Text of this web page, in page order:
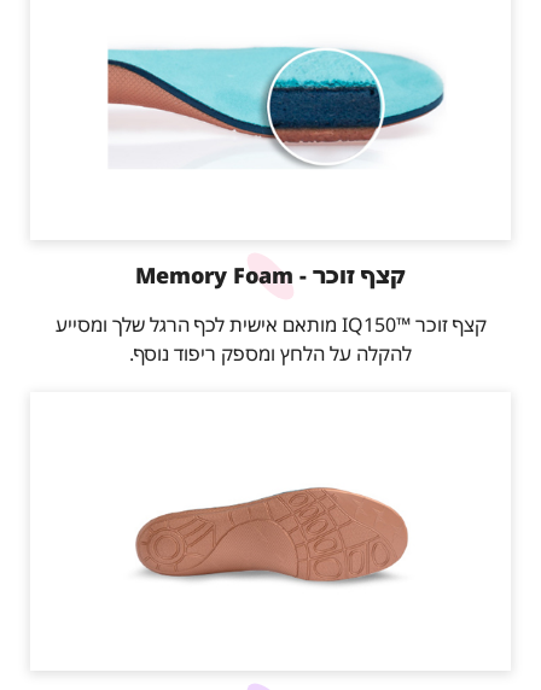
קצף זוכר - Memory Foam
קצף זוכר ™IQ150 מותאם אישית לכף הרגל שלך ומסייע
להקלה על הלחץ ומספק ריפוד נוסף.